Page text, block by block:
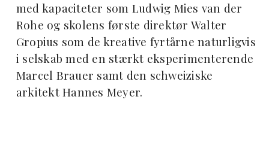
med kapaciteter som Ludwig Mies van der
Rohe og skolens første direktør Walter
Gropius som de kreative fyrtårne naturligvis
i selskab med en stærkt eksperimenterende
Marcel Brauer samt den schweiziske
arkitekt Hannes Meyer.